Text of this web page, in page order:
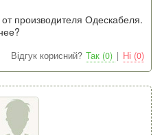
производителя Одескабеля.
Відгук корисний? Так (0) | Ні (0)